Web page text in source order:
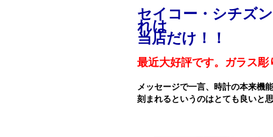
セイコー・シチズ
れは
当店だけ！！
最近大好評です。ガラス
メッセージで一言、時計の本来機
刻まれるというのはとても良いと